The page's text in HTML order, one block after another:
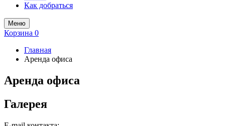
Как добраться
Меню
Корзина 0
Главная
Аренда офиса
Аренда офиса
Галерея